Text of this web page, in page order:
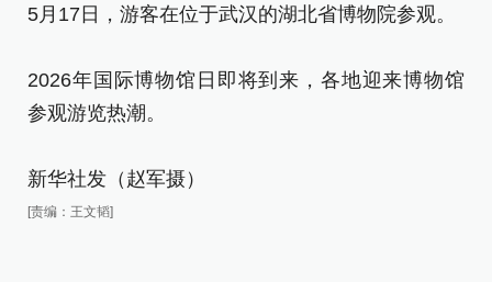
5月17日，游客在位于武汉的湖北省博物院参观。
2026年国际博物馆日即将到来，各地迎来博物馆
参观游览热潮。
新华社发（赵军摄）
[责编：王文韬]